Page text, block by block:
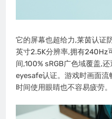
它的屏幕也超给力,莱茵认证
英寸2.5K分辨率,拥有240Hz
间,100% sRGB广色域覆盖,
eyesafe认证。游戏时画面流
时间使用眼睛也不容易疲劳。